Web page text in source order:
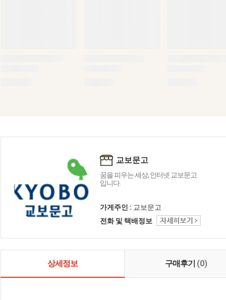
교보문고
꿈을 피우는 세상, 인터넷 교보문고
입니다.
가게주인 : 교보문고
전화 및 택배정보
상세정보 구매후기 (0)